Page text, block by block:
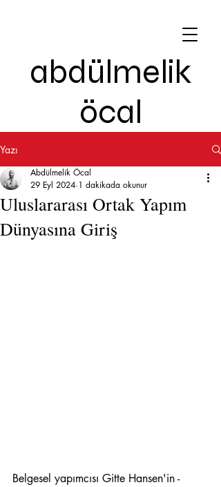
abdülmelik
öcal
Yazı
Uluslararası Ortak Yapım
Dünyasına Giriş
Abdülmelik Öcal
29 Eyl 2024 1 dakikada okunur
Belgesel yapımcısı Gitte Hansen'in -